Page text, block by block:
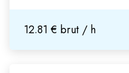
12.81 € brut / h